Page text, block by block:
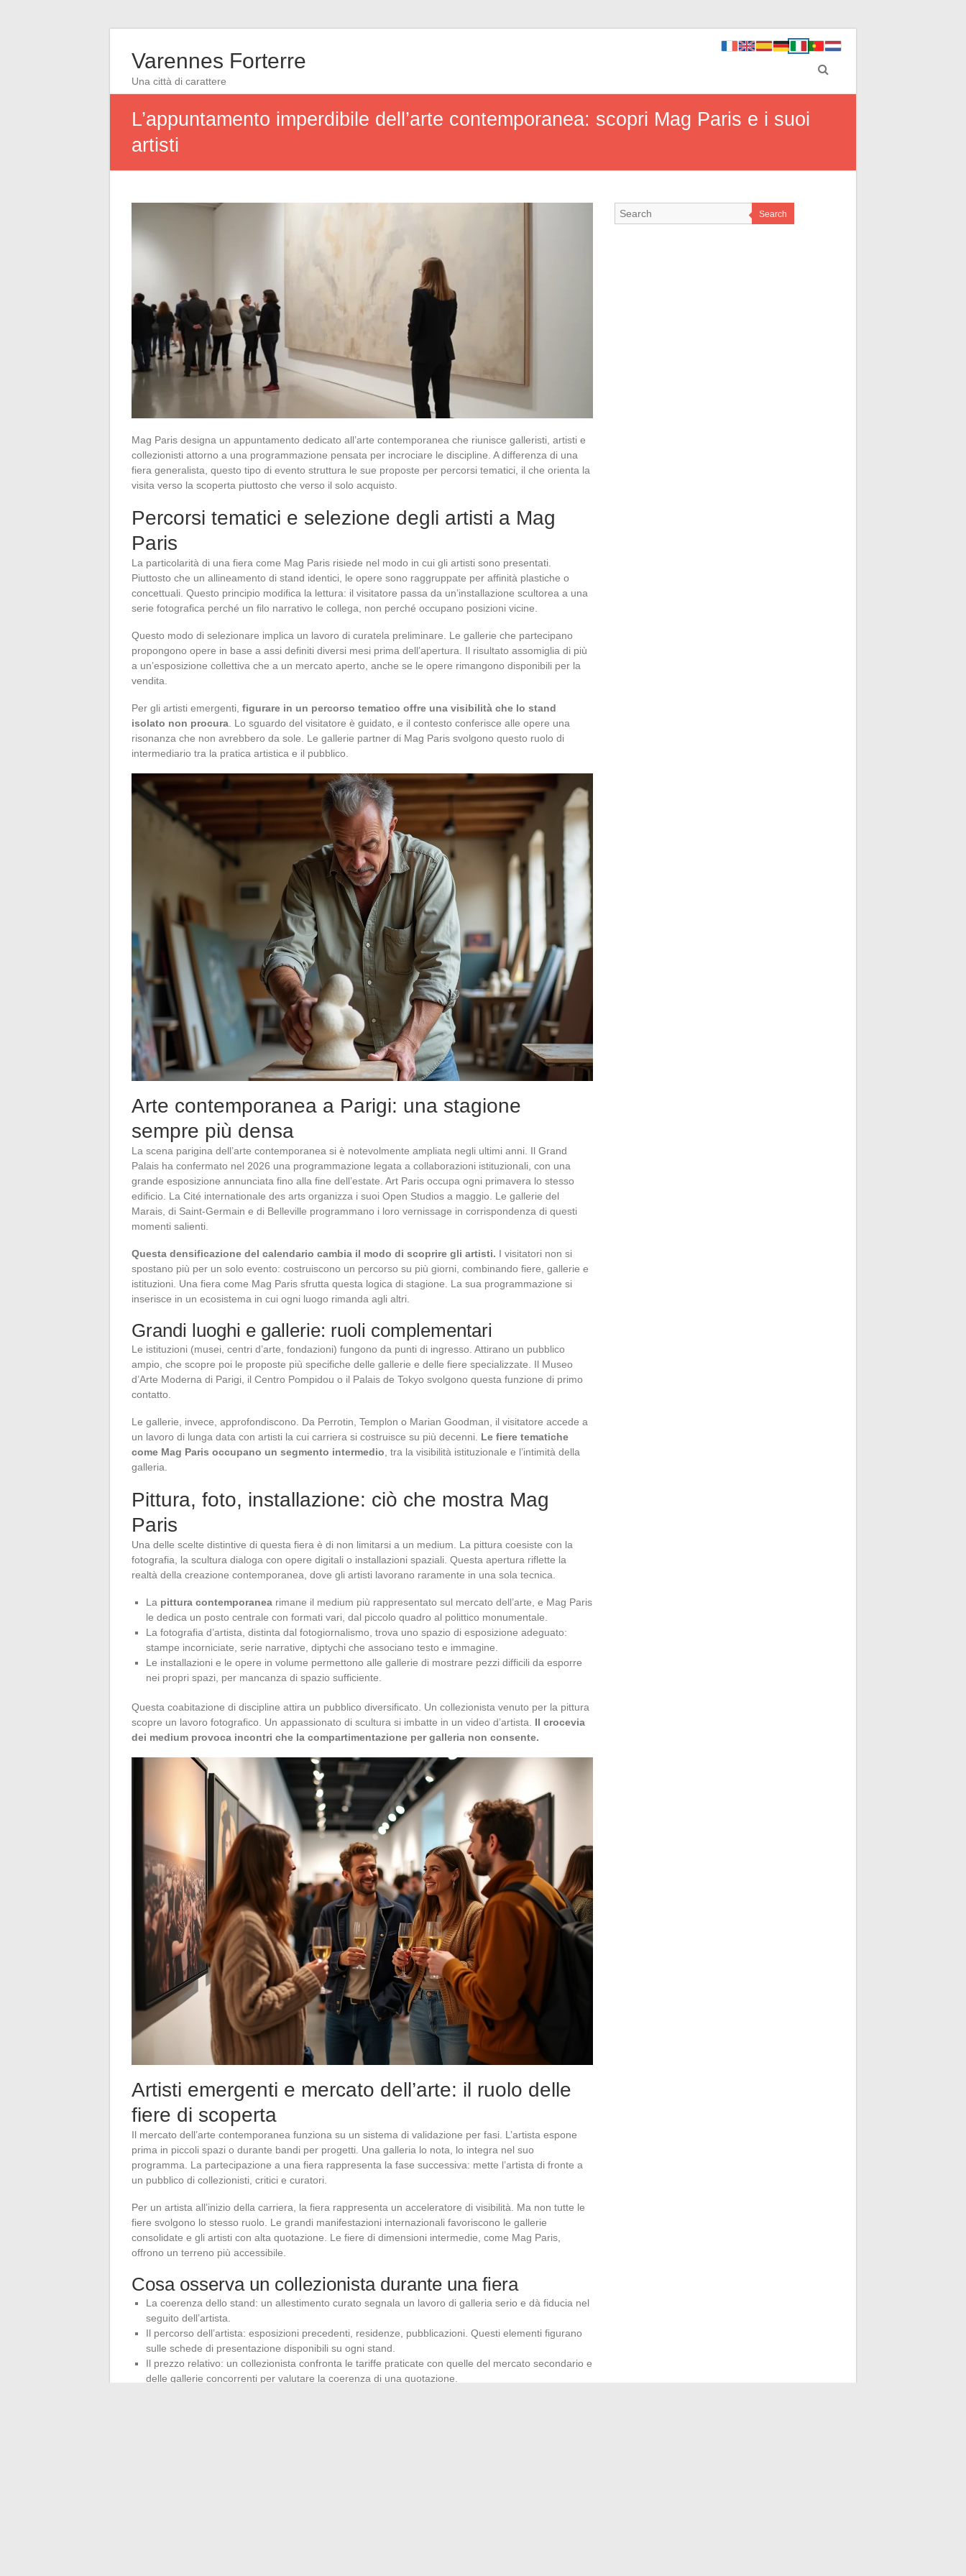
Varennes Forterre
Una città di carattere
L’appuntamento imperdibile dell’arte contemporanea: scopri Mag Paris e i suoi
artisti
Mag Paris designa un appuntamento dedicato all’arte contemporanea che riunisce galleristi, artisti e
collezionisti attorno a una programmazione pensata per incrociare le discipline. A differenza di una
fiera generalista, questo tipo di evento struttura le sue proposte per percorsi tematici, il che orienta la
visita verso la scoperta piuttosto che verso il solo acquisto.
Percorsi tematici e selezione degli artisti a Mag
Paris
La particolarità di una fiera come Mag Paris risiede nel modo in cui gli artisti sono presentati.
Piuttosto che un allineamento di stand identici, le opere sono raggruppate per affinità plastiche o
concettuali. Questo principio modifica la lettura: il visitatore passa da un’installazione scultorea a una
serie fotografica perché un filo narrativo le collega, non perché occupano posizioni vicine.
Questo modo di selezionare implica un lavoro di curatela preliminare. Le gallerie che partecipano
propongono opere in base a assi definiti diversi mesi prima dell’apertura. Il risultato assomiglia di più
a un’esposizione collettiva che a un mercato aperto, anche se le opere rimangono disponibili per la
vendita.
Per gli artisti emergenti, figurare in un percorso tematico offre una visibilità che lo stand
isolato non procura . Lo sguardo del visitatore è guidato, e il contesto conferisce alle opere una
risonanza che non avrebbero da sole. Le gallerie partner di Mag Paris svolgono questo ruolo di
intermediario tra la pratica artistica e il pubblico.
Arte contemporanea a Parigi: una stagione
sempre più densa
La scena parigina dell’arte contemporanea si è notevolmente ampliata negli ultimi anni. Il Grand
Palais ha confermato nel 2026 una programmazione legata a collaborazioni istituzionali, con una
grande esposizione annunciata fino alla fine dell’estate. Art Paris occupa ogni primavera lo stesso
edificio. La Cité internationale des arts organizza i suoi Open Studios a maggio. Le gallerie del
Marais, di Saint-Germain e di Belleville programmano i loro vernissage in corrispondenza di questi
momenti salienti.
Questa densificazione del calendario cambia il modo di scoprire gli artisti. I visitatori non si
spostano più per un solo evento: costruiscono un percorso su più giorni, combinando fiere, gallerie e
istituzioni. Una fiera come Mag Paris sfrutta questa logica di stagione. La sua programmazione si
inserisce in un ecosistema in cui ogni luogo rimanda agli altri.
Grandi luoghi e gallerie: ruoli complementari
Le istituzioni (musei, centri d’arte, fondazioni) fungono da punti di ingresso. Attirano un pubblico
ampio, che scopre poi le proposte più specifiche delle gallerie e delle fiere specializzate. Il Museo
d’Arte Moderna di Parigi, il Centro Pompidou o il Palais de Tokyo svolgono questa funzione di primo
contatto.
Le gallerie, invece, approfondiscono. Da Perrotin, Templon o Marian Goodman, il visitatore accede a
un lavoro di lunga data con artisti la cui carriera si costruisce su più decenni. Le fiere tematiche
come Mag Paris occupano un segmento intermedio , tra la visibilità istituzionale e l’intimità della
galleria.
Pittura, foto, installazione: ciò che mostra Mag
Paris
Una delle scelte distintive di questa fiera è di non limitarsi a un medium. La pittura coesiste con la
fotografia, la scultura dialoga con opere digitali o installazioni spaziali. Questa apertura riflette la
realtà della creazione contemporanea, dove gli artisti lavorano raramente in una sola tecnica.
La pittura contemporanea rimane il medium più rappresentato sul mercato dell’arte, e Mag Paris
le dedica un posto centrale con formati vari, dal piccolo quadro al polittico monumentale.
La fotografia d’artista, distinta dal fotogiornalismo, trova uno spazio di esposizione adeguato:
stampe incorniciate, serie narrative, diptychi che associano testo e immagine.
Le installazioni e le opere in volume permettono alle gallerie di mostrare pezzi difficili da esporre
nei propri spazi, per mancanza di spazio sufficiente.
Questa coabitazione di discipline attira un pubblico diversificato. Un collezionista venuto per la pittura
scopre un lavoro fotografico. Un appassionato di scultura si imbatte in un video d’artista. Il crocevia
dei medium provoca incontri che la compartimentazione per galleria non consente.
Artisti emergenti e mercato dell’arte: il ruolo delle
fiere di scoperta
Il mercato dell’arte contemporanea funziona su un sistema di validazione per fasi. L’artista espone
prima in piccoli spazi o durante bandi per progetti. Una galleria lo nota, lo integra nel suo
programma. La partecipazione a una fiera rappresenta la fase successiva: mette l’artista di fronte a
un pubblico di collezionisti, critici e curatori.
Per un artista all’inizio della carriera, la fiera rappresenta un acceleratore di visibilità. Ma non tutte le
fiere svolgono lo stesso ruolo. Le grandi manifestazioni internazionali favoriscono le gallerie
consolidate e gli artisti con alta quotazione. Le fiere di dimensioni intermedie, come Mag Paris,
offrono un terreno più accessibile.
Cosa osserva un collezionista durante una fiera
La coerenza dello stand: un allestimento curato segnala un lavoro di galleria serio e dà fiducia nel
seguito dell’artista.
Il percorso dell’artista: esposizioni precedenti, residenze, pubblicazioni. Questi elementi figurano
sulle schede di presentazione disponibili su ogni stand.
Il prezzo relativo: un collezionista confronta le tariffe praticate con quelle del mercato secondario e
delle gallerie concorrenti per valutare la coerenza di una quotazione.
Search